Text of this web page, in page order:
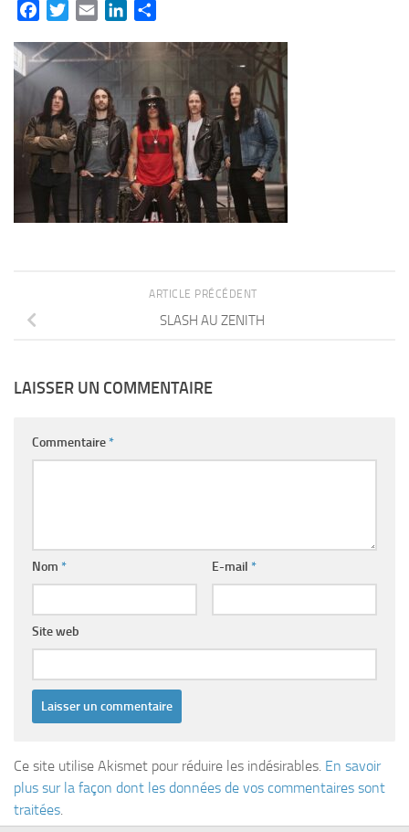
FacebookTwitterEmail LinkedIn
ARTICLE PRÉCÉDENT
SLASH AU ZENITH
LAISSER UN COMMENTAIRE
Commentaire*
Nom * E-mail *
Site web
Ce site utilise Akismet pour réduire les indésirables. En savoir
plus sur la façon dont les données de vos commentaires sont
traitées.